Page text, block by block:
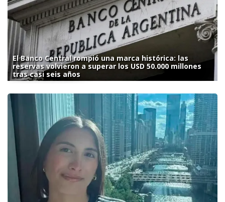
El Banco Central rompió una marca histórica: las
reservas volvieron a superar los USD 50.000 millones
tras casi seis años